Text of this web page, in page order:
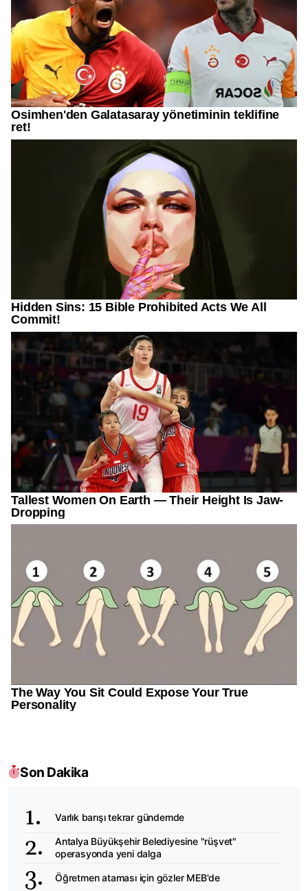
Son Dakika
Varlık barışı tekrar gündemde
Antalya Büyükşehir Belediyesine "rüşvet"
operasyonda yeni dalga
Öğretmen ataması için gözler MEB'de